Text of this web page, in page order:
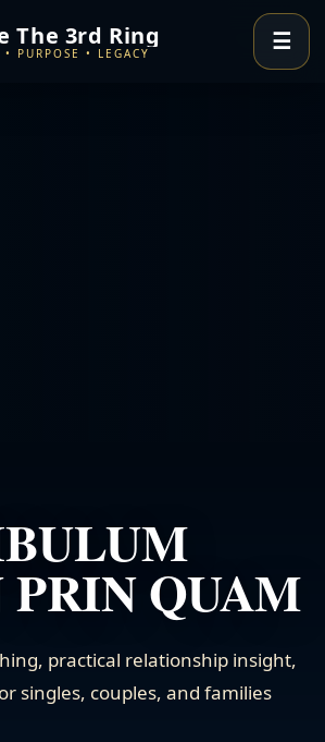
The 3rd Ring
PURPOSE • LEGACY ☰
PRIN QUAM
practical relationship insight,
singles, couples, and families